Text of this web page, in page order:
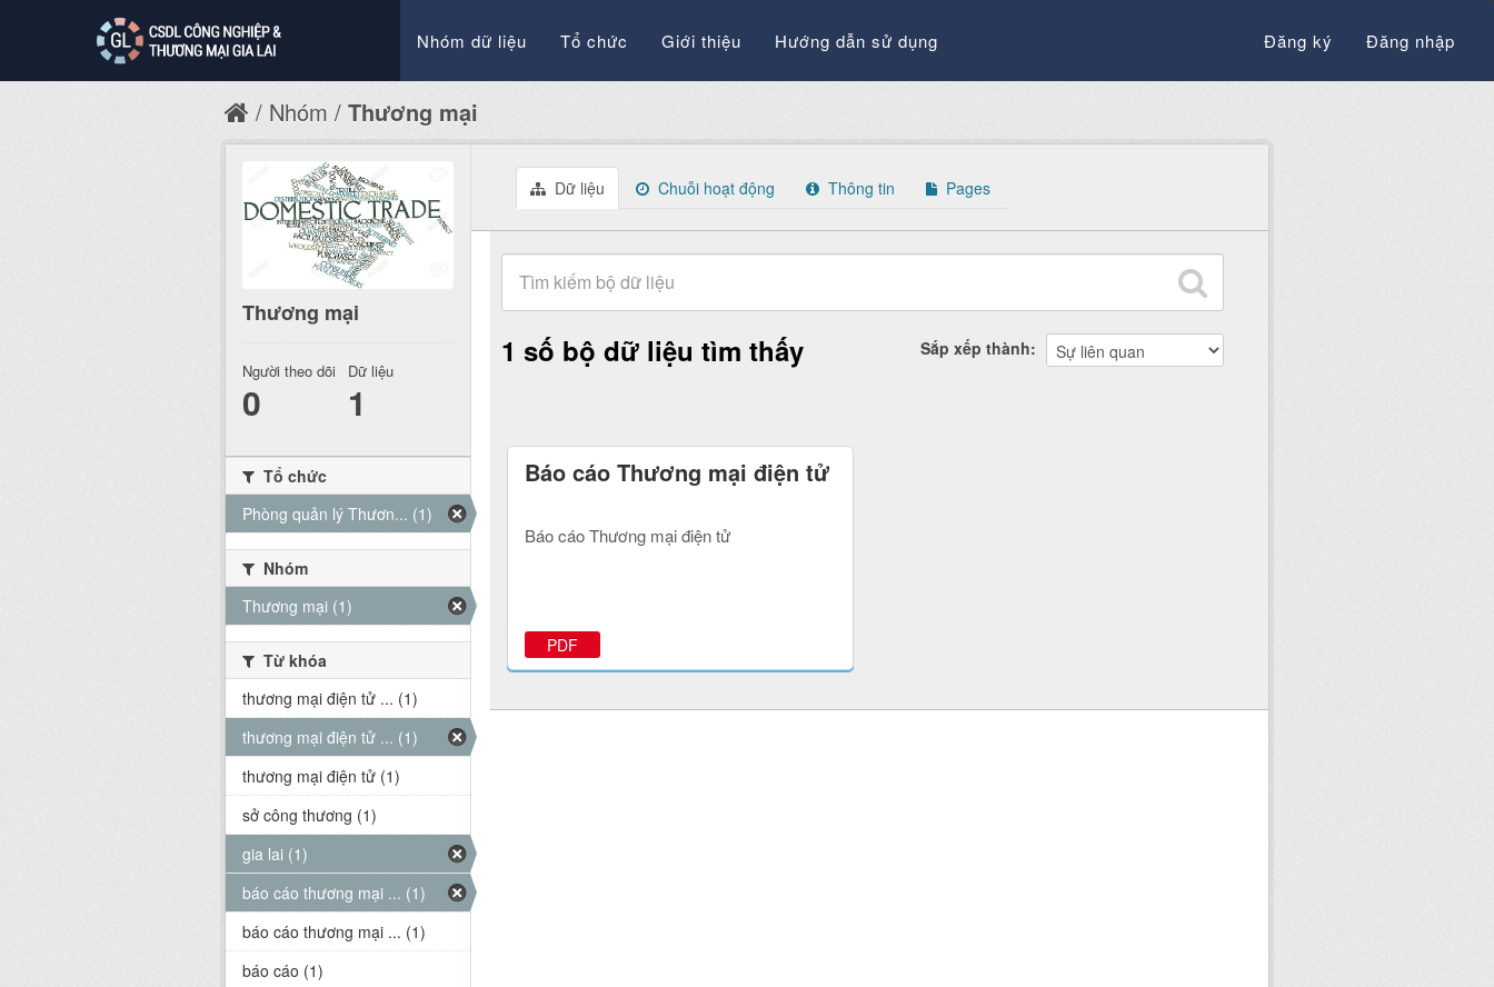
Nhóm dữ liệu Tổ chức Giới thiệu Hướng dẫn sử dụng Đăng ký Đăng nhập
Nhóm Thương mại
Dữ liệu Chuỗi hoạt động Thông tin Pages
Sắp xếp thành
1 số bộ dữ liệu tìm thấy
Báo cáo Thương mại điện tử
Báo cáo Thương mại điện tử
PDF
Thương mại
Người theo dõi
0
Dữ liệu
1
Tổ chức
Phòng quản lý Thươn... (1)
Nhóm
Thương mại (1)
Từ khóa
thương mại điện tử ... (1)
thương mại điện tử ... (1)
thương mại điện tử (1)
sở công thương (1)
gia lai (1)
báo cáo thương mại ... (1)
báo cáo thương mại ... (1)
báo cáo (1)